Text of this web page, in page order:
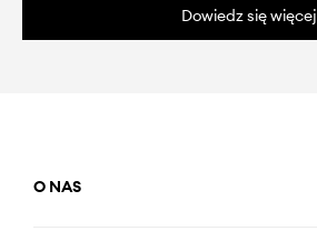
Dowiedz się więcej
O NAS